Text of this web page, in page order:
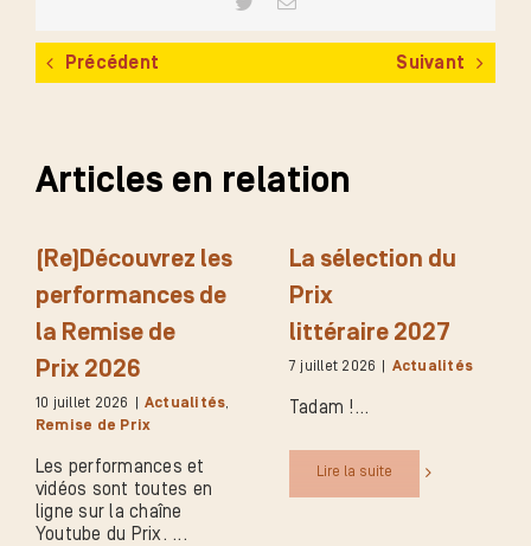
Précédent Suivant
Articles en relation
(Re)Découvrez les
performances de
la Remise de
Prix 2026
10 juillet 2026 | Actualités,
Remise de Prix
Les performances et
vidéos sont toutes en
ligne sur la chaîne
Youtube du Prix.
La sélection du
Prix
littéraire 2027
7 juillet 2026 | Actualités
Tadam !
Lire la suite